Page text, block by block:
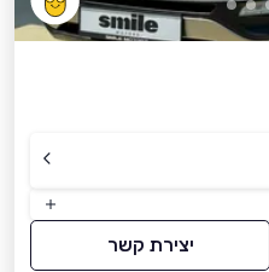
יצירת קשר